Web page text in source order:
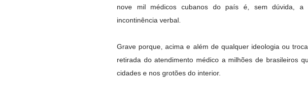
nove mil médicos cubanos do país é, sem dúvida, a
incontinência verbal.
Grave porque, acima e além de qualquer ideologia ou
retirada do atendimento médico a milhões de brasileiros
cidades e nos grotões do interior.